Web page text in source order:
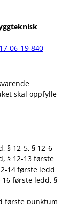
06-19-840
skal oppfylle
§ 12-5, § 12-6
§ 12-13 første
14 første ledd
16 første ledd, §
første punktum